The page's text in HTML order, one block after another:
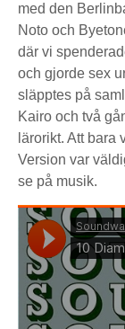
med den
Noto och
där vi
och gjorde sex
släpptes på
Kairo och två
lärorikt. Att bara
Version var
se på musik.